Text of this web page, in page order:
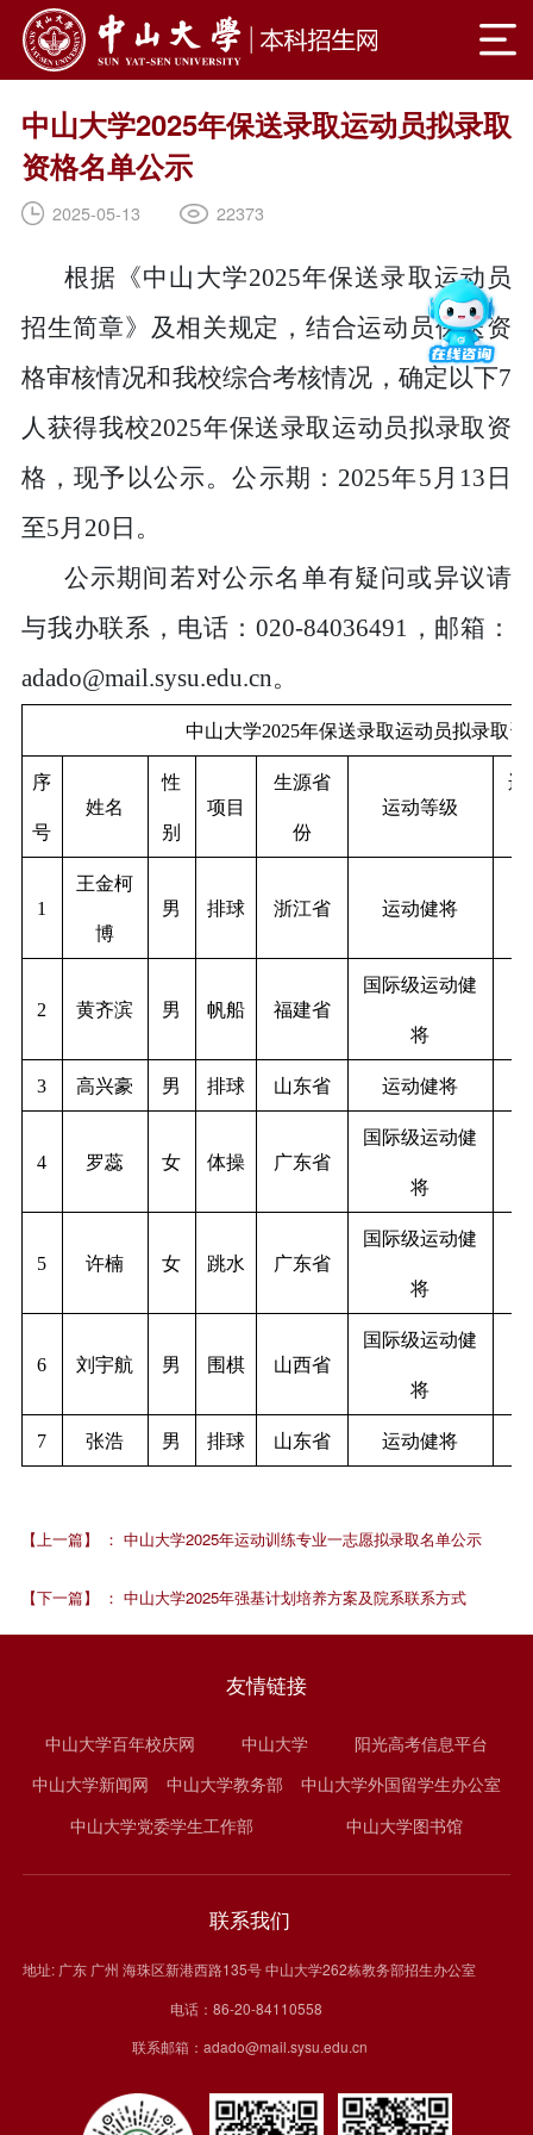
中山大学2025年保送录取运动员拟录取
资格名单公示
2025-05-13 22373
根据《中山大学2025年保送录取运动员
招生简章》及相关规定，结合运动员保送资
格审核情况和我校综合考核情况，确定以下7
人获得我校2025年保送录取运动员拟录取资
格，现予以公示。公示期：2025年5月13日
至5月20日。
公示期间若对公示名单有疑问或异议请
与我办联系，电话：020-84036491，邮箱：
adado@mail.sysu.edu.cn。
中山大学2025年保送录取运动员拟录取
序
号
姓名
性
别
项目
生源省
份
运动等级
运
1
王金柯
博
男 排球 浙江省 运动健将
2 黄齐滨 男 帆船 福建省
国际级运动健
将
3 高兴豪 男 排球 山东省 运动健将
4 罗蕊 女 体操 广东省
国际级运动健
将
5 许楠 女 跳水 广东省
国际级运动健
将
6 刘宇航 男 围棋 山西省
国际级运动健
将
7 张浩 男 排球 山东省 运动健将
【上一篇】 ： 中山大学2025年运动训练专业一志愿拟录取名单公示
【下一篇】 ： 中山大学2025年强基计划培养方案及院系联系方式
友情链接
中山大学百年校庆网 中山大学
阳光高考信息平台
中山大学新闻网
中山大学教务部
中山大学外国留学生办公室
中山大学党委学生工作部
中山大学图书馆
联系我们
地址: 广东 广州 海珠区新港西路135号 中山大学262栋教务部招生办公室
电话：86-20-84110558
联系邮箱：adado@mail.sysu.edu.cn